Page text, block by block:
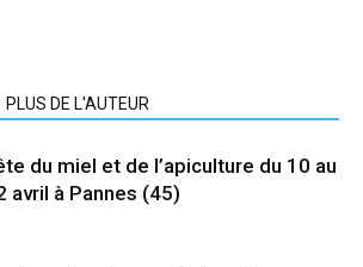
PLUS DE L'AUTEUR
du miel et de l’apiculture du 10 au
avril à Pannes (45)